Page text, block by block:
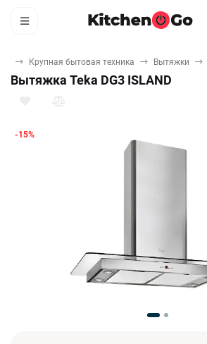
Крупная бытовая техника Вытяжки
Вытяжка Teka DG3 ISLAND
-15%